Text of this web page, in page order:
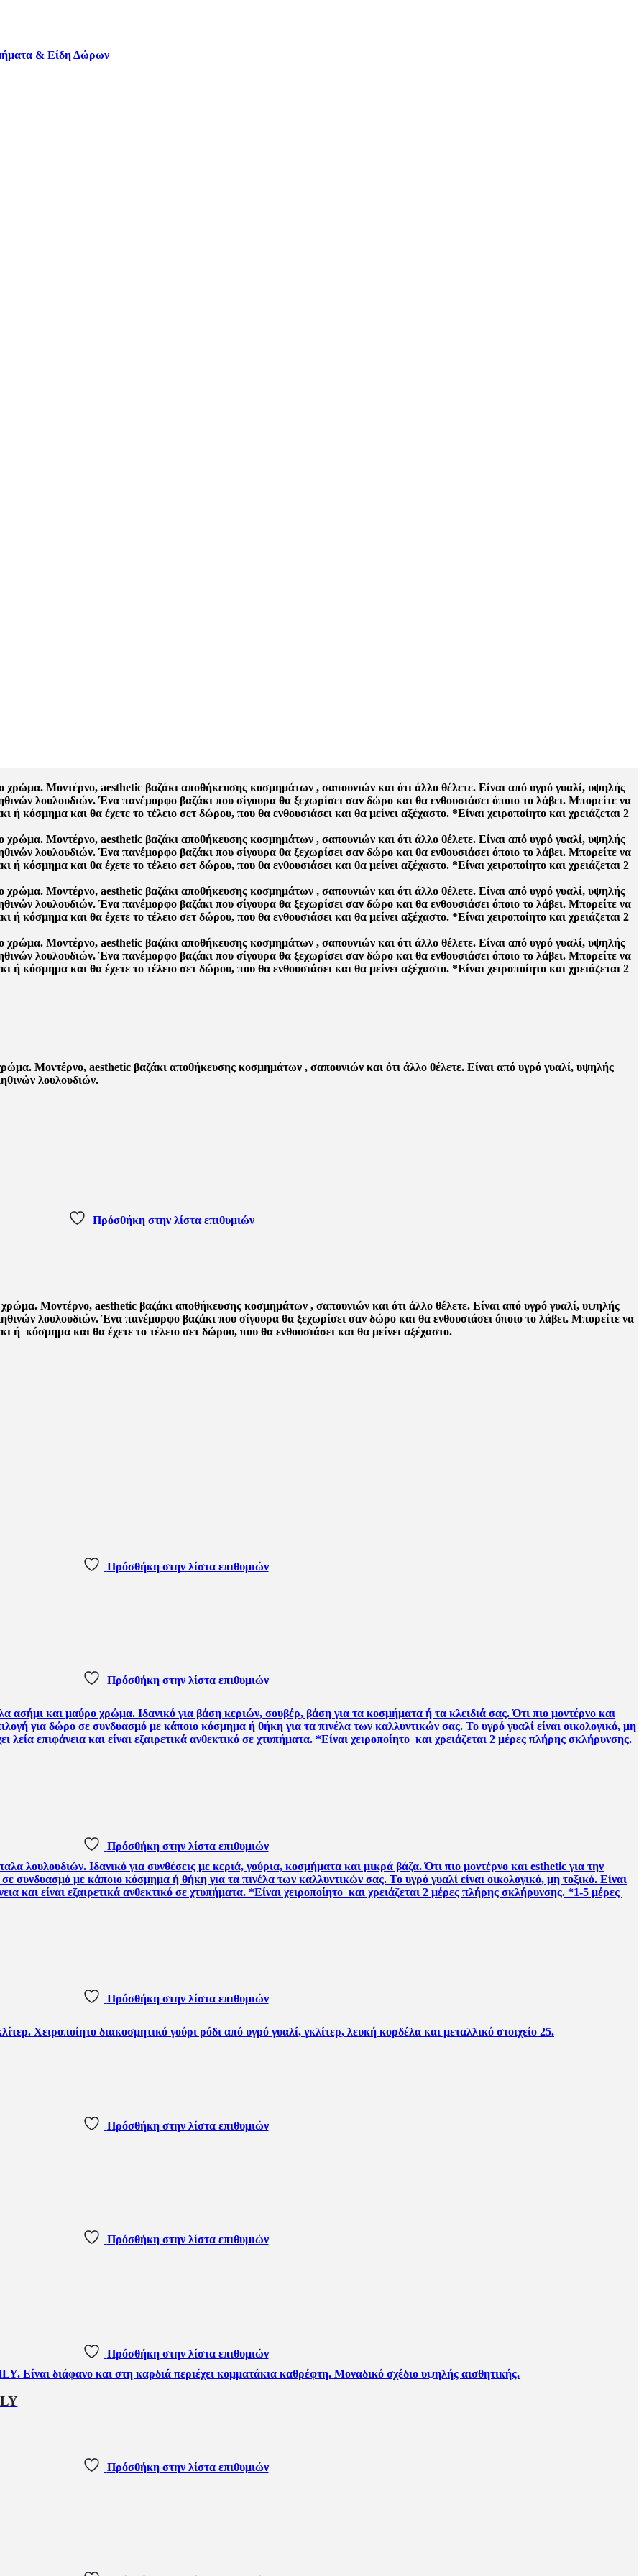
Μοντέρνο, aesthetic βαζάκι αποθήκευσης κοσμημάτων , σαπουνιών και ότι άλλο θέλετε. Είναι από υγρό γυαλί, υψηλής
λουλουδιών.
Πρόσθήκη στην λίστα επιθυμιών
Μοντέρνο, aesthetic βαζάκι αποθήκευσης κοσμημάτων , σαπουνιών και ότι άλλο θέλετε. Είναι από υγρό γυαλί, υψηλής
λουλουδιών. Ένα πανέμορφο βαζάκι που σίγουρα θα ξεχωρίσει σαν δώρο και θα ενθουσιάσει όποιο το λάβει. Μπορείτε να
ή κόσμημα και θα έχετε το τέλειο σετ δώρου, που θα ενθουσιάσει και θα μείνει αξέχαστο.
Πρόσθήκη στην λίστα επιθυμιών
Πρόσθήκη στην λίστα επιθυμιών
Πρόσθήκη στην λίστα επιθυμιών
Πρόσθήκη στην λίστα επιθυμιών
Πρόσθήκη στην λίστα επιθυμιών
Πρόσθήκη στην λίστα επιθυμιών
Πρόσθήκη στην λίστα επιθυμιών
Πρόσθήκη στην λίστα επιθυμιών